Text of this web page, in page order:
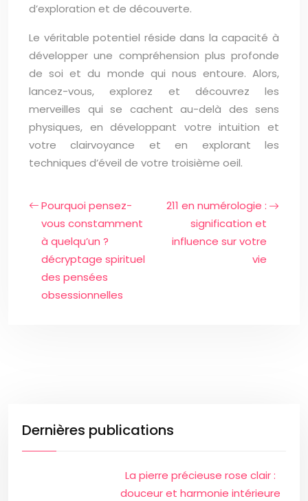
d’exploration et de découverte.
Le véritable potentiel réside dans la capacité à
développer une compréhension plus profonde
de soi et du monde qui nous entoure. Alors,
lancez-vous, explorez et découvrez les
merveilles qui se cachent au-delà des sens
physiques, en développant votre intuition et
votre clairvoyance et en explorant les
techniques d’éveil de votre troisième oeil.
Pourquoi pensez-
vous constamment
à quelqu’un ?
décryptage spirituel
des pensées
obsessionnelles
211 en numérologie :
signification et
influence sur votre
vie
Dernières publications
La pierre précieuse rose clair :
douceur et harmonie intérieure